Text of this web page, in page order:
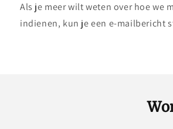
Als je meer wilt weten over hoe we
indienen, kun je een e-mailbericht